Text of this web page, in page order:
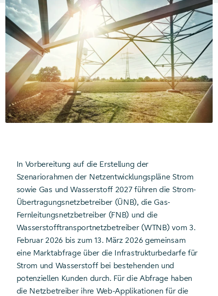
In Vorbereitung auf die Erstellung der
Szenariorahmen der Netzentwicklungspläne Strom
sowie Gas und Wasserstoff 2027 führen die Strom-
Übertragungsnetzbetreiber (ÜNB), die Gas-
Fernleitungsnetzbetreiber (FNB) und die
Wasserstofftransportnetzbetreiber (WTNB) vom 3.
Februar 2026 bis zum 13. März 2026 gemeinsam
eine Marktabfrage über die Infrastrukturbedarfe für
Strom und Wasserstoff bei bestehenden und
potenziellen Kunden durch. Für die Abfrage haben
die Netzbetreiber ihre Web-Applikationen für die